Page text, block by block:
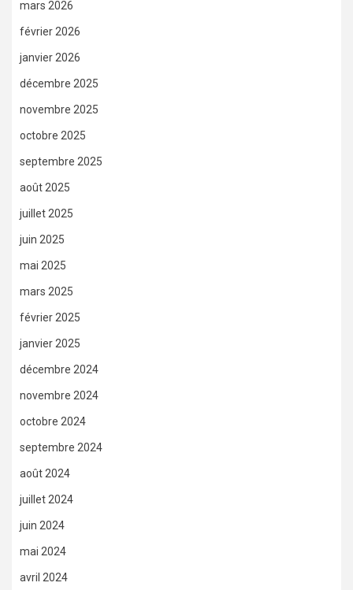
mars 2026
février 2026
janvier 2026
décembre 2025
novembre 2025
octobre 2025
septembre 2025
août 2025
juillet 2025
juin 2025
mai 2025
mars 2025
février 2025
janvier 2025
décembre 2024
novembre 2024
octobre 2024
septembre 2024
août 2024
juillet 2024
juin 2024
mai 2024
avril 2024